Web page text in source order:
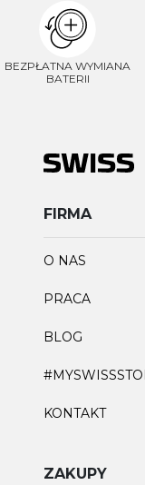
BEZPŁATNA WYMIANA
BATERII
FIRMA
O NAS
PRACA
BLOG
KONTAKT
ZAKUPY